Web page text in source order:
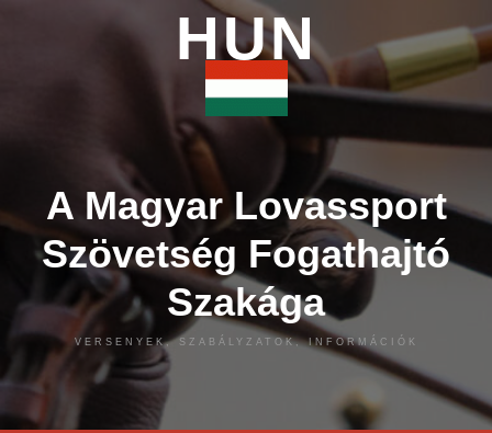
HUN
A Magyar Lovassport
Szövetség Fogathajtó
Szakága
VERSENYEK, SZABÁLYZATOK, INFORMÁCIÓK